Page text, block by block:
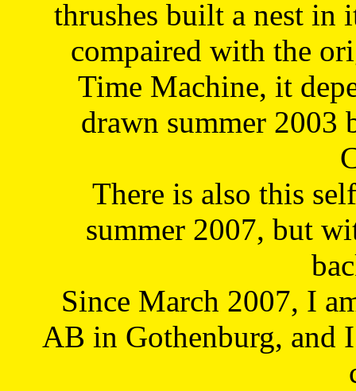
thrushes built a nest in
compaired with the
Time Machine, it
drawn summer 2003
There is also this
summer 2007, but
Since March 2007, I
AB in Gothenburg, and